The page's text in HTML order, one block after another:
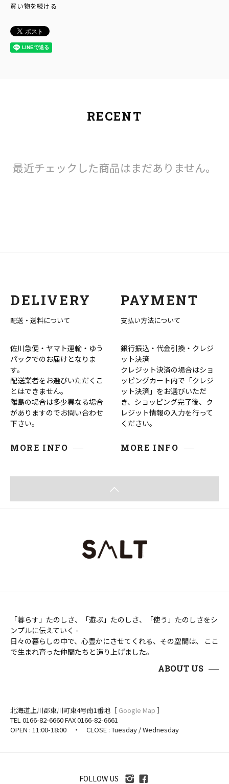
買い物を続ける
RECENT
最近チェックした商品はまだありません。
DELIVERY
配送・送料について
佐川急便・ヤマト運輸・ゆう
パックでのお届けとなりま
す。
配送業者をお選びいただくこ
とはできません。
離島の場合は多少異なる場合
がありますのでお問い合わせ
下さい。
MORE INFO
PAYMENT
支払い方法について
銀行振込・代金引換・クレジ
ット決済
クレジット決済の場合はショ
ッピングカート内で「クレジ
ット決済」をお選びいただ
き、ショッピング完了後、ク
レジット情報の入力を行って
ください。
MORE INFO
「暮らす」たのしさ、「遊ぶ」たのしさ、「使う」たのしさをシ
ンプルに伝えていく -
日々の暮らしの中で、心豊かにさせてくれる、その空間は、 ここ
で生まれ育った仲間たちと造り上げました。
ABOUT US
北海道上川郡東川町東4号南1番地［ Google Map ］
TEL 0166-82-6660 FAX 0166-82-6661
OPEN : 11:00-18:00 ・ CLOSE : Tuesday / Wednesday
FOLLOW US